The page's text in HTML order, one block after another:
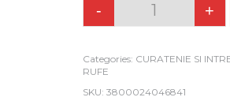
Quantity
- +
Categories: CURATENIE SI
RUFE
SKU: 3800024046841